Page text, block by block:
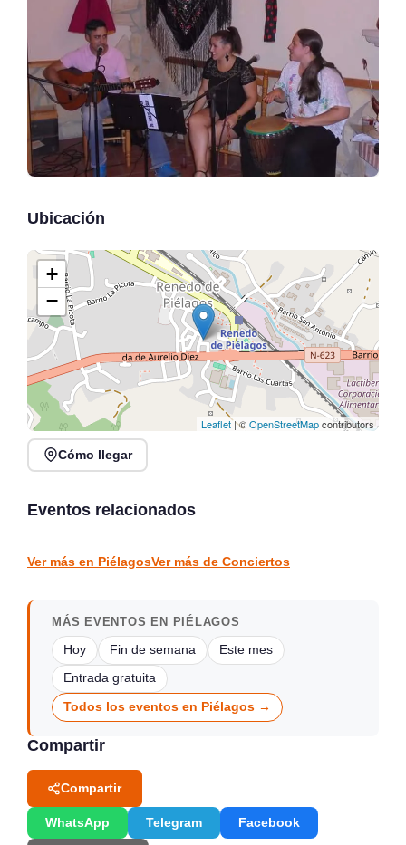
Ubicación
+
−
Leaflet| ©OpenStreetMapcontributors
Cómo llegar
Eventos relacionados
Verano Mix Fiesta de
Santander
Ver más en PiélagosVer más de Conciertos
MÁS EVENTOS EN PIÉLAGOS
Hoy Fin de semana Este mes
Entrada gratuita
Todos los eventos en Piélagos →
Compartir
Compartir
WhatsApp Telegram Facebook